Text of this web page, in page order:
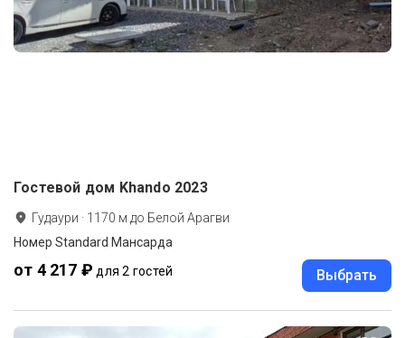
Гостевой дом Khando 2023
Гудаури · 1170 м до Белой Арагви
Номер Standard Мансарда
от 4 217 ₽ для 2 гостей Выбрать